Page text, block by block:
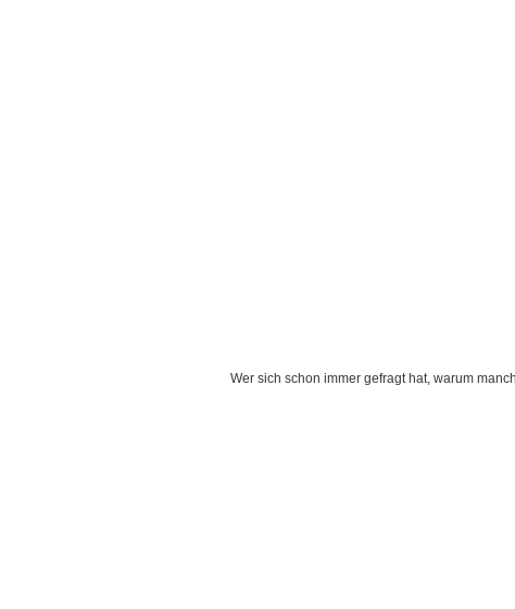
Wer sich schon immer gefragt hat, warum